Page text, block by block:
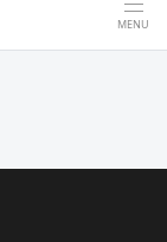
MENU